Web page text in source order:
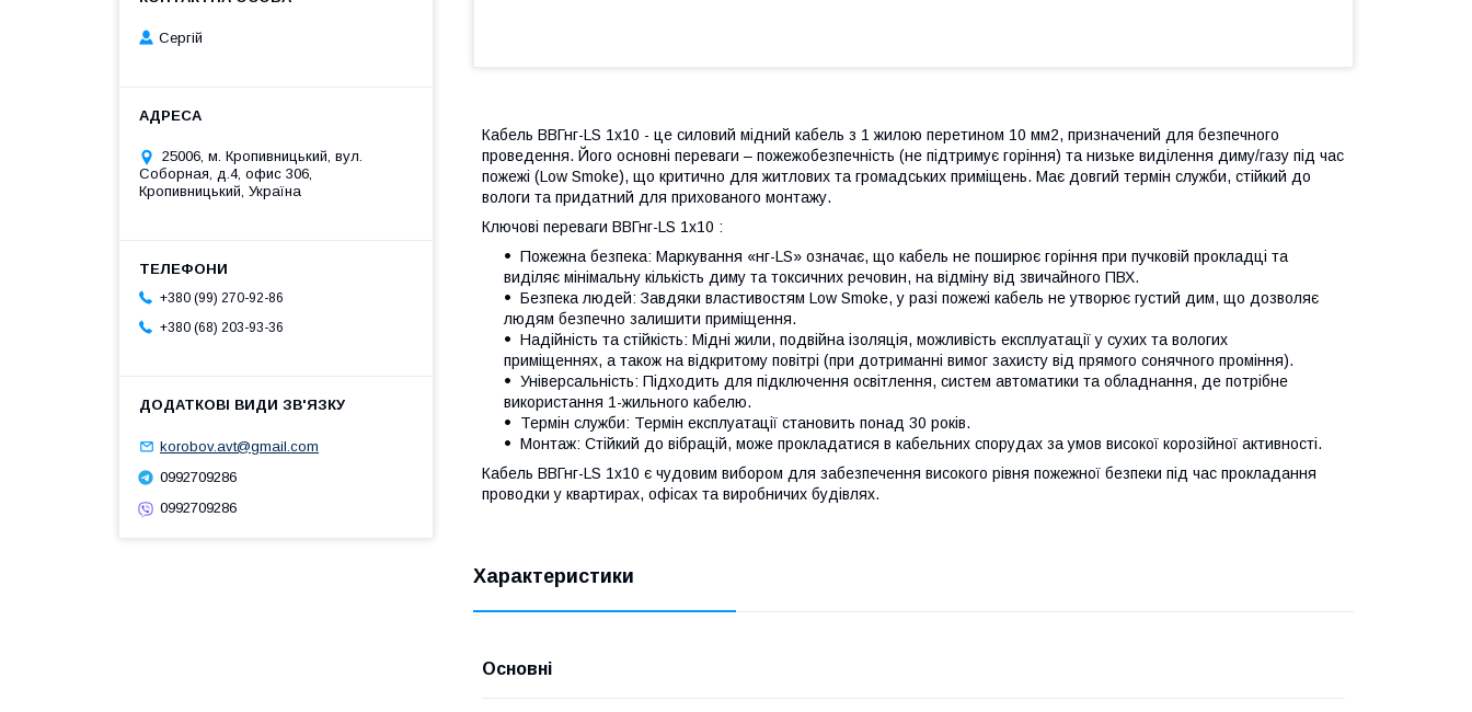
Кабель ВВГнг-LS 1х10 - це силовий мідний кабель з 1 жилою перетином 10 мм2, призначений для безпечного
проведення. Його основні переваги – пожежобезпечність (не підтримує горіння) та низьке виділення диму/газу під час
пожежі (Low Smoke), що критично для житлових та громадських приміщень. Має довгий термін служби, стійкий до
вологи та придатний для прихованого монтажу.
Ключові переваги ВВГнг-LS 1х10 :
Пожежна безпека: Маркування «нг-LS» означає, що кабель не поширює горіння при пучковій прокладці та
виділяє мінімальну кількість диму та токсичних речовин, на відміну від звичайного ПВХ.
Безпека людей: Завдяки властивостям Low Smoke, у разі пожежі кабель не утворює густий дим, що дозволяє
людям безпечно залишити приміщення.
Надійність та стійкість: Мідні жили, подвійна ізоляція, можливість експлуатації у сухих та вологих
приміщеннях, а також на відкритому повітрі (при дотриманні вимог захисту від прямого сонячного проміння).
Універсальність: Підходить для підключення освітлення, систем автоматики та обладнання, де потрібне
використання 1-жильного кабелю.
Термін служби: Термін експлуатації становить понад 30 років.
Монтаж: Стійкий до вібрацій, може прокладатися в кабельних спорудах за умов високої корозійної активності.
Кабель ВВГнг-LS 1х10 є чудовим вибором для забезпечення високого рівня пожежної безпеки під час прокладання
проводки у квартирах, офісах та виробничих будівлях.
Характеристики
Основні
Сергій
25006, м. Кропивницький, вул.
Соборная, д.4, офис 306,
Кропивницький, Україна
+380 (99) 270-92-86
+380 (68) 203-93-36
korobov.avt@gmail.com
0992709286
0992709286